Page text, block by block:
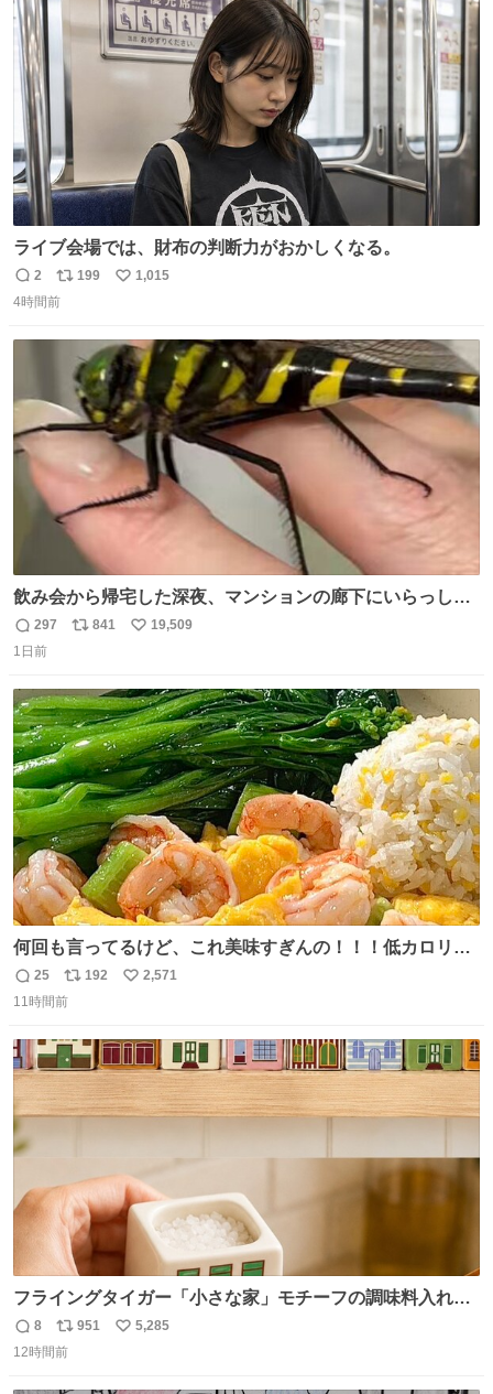
ト
数
ライブ会場では、財布の判断力がおかしくなる。
返
信
2
リ
ポ
199
い
数
1,015
4時間前
飲み会から帰宅した深夜、マンションの廊下にいらっしゃ
ったオニヤンマ様 まさかこんな都会でお会いできるなんて
思っておらず大興奮しております かっこよすぎる 指を差し
たが、飛ばないということは弱っていらっしゃるのでしょ
うか…素敵すぎる
返
信
297
リ
ト
数
841
い
数
19,509
1日前
何回も言ってるけど、これ美味すぎんの！！！低カロリー
で満足感エグいから一生食べてる😭
返
信
25
リ
ポ
ト
数
192
い
数
2,571
11時間前
フライングタイガー「小さな家」モチーフの調味料入れ、
並べれば“デンマークの街並み”に ピンク・グリーン・テラ
コッタの全9種 - fashion-press.net/news/149552
返
信
8
リ
ポ
951
い
5,285
12時間前